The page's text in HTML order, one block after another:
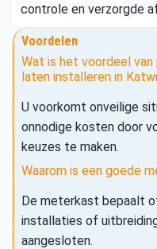
controle en verzorgde
Voordelen
Wat is het voordeel
laten installeren in
U voorkomt onveilige
onnodige kosten door
keuzes te maken.
Waarom is een goede
De meterkast bepaalt
installaties of
aangesloten.